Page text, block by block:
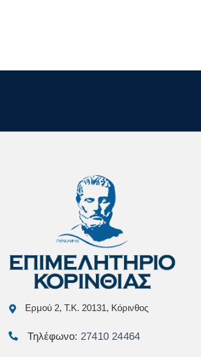
Ερμού 2, Τ.Κ. 20131, Κόρινθος
Τηλέφωνο: 27410 24464